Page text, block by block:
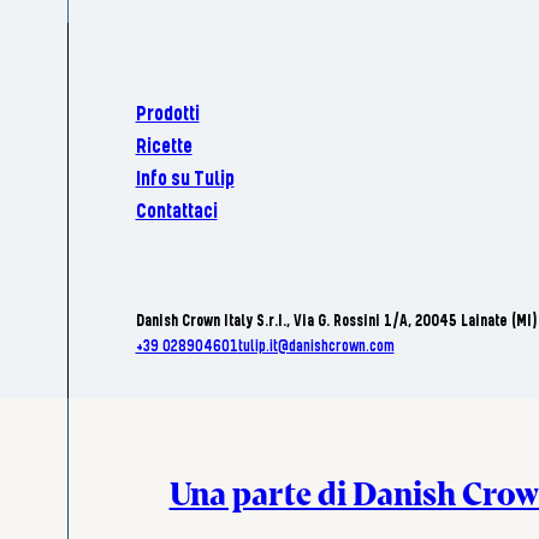
Prodotti
Ricette
Info su Tulip
Contattaci
Danish Crown Italy S.r.I., Via G. Rossini 1/A, 20045 Lainate (MI)
+39 028904601tulip.it@danishcrown.com
Una parte di Danish